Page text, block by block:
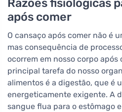
Razões fisiológicas
após comer
O cansaço após comer não é
mas consequência de
ocorrem em nosso corpo após
principal tarefa do nosso
alimentos é a digestão, que é
energeticamente exigente. A
sangue flua para o estômago